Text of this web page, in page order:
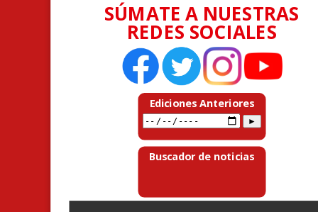
SÚMATE A NUESTRAS
REDES SOCIALES
Ediciones Anteriores
Buscador de noticias